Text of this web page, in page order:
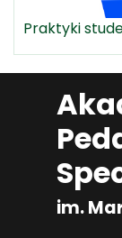
Praktyki
im.